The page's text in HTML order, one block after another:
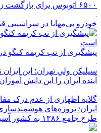
۶۵۰۰ اتوبوس برای بازگشت زائران از مرز مهران اعزام می‌شود
خودرو بی‌مهابا در
پیشگیری از تب کریمه کنگو
آینده ایران را این دانش
گلایه اطهاری از عدم درک
ایران/ پروژه‌های
طرح جامع ۱۳۸۶ به کشور آسیب زد